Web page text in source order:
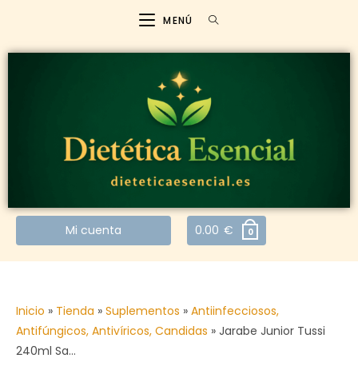
MENÚ
Mi cuenta 0.00 € 0
Inicio » Tienda » Suplementos » Antiinfecciosos,
Antifúngicos, Antivíricos, Candidas » Jarabe Junior Tussi
240ml Sa…